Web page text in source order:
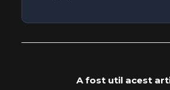
A fost util acest